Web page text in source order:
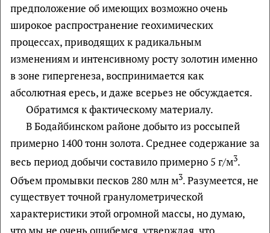
предположение об имеющих возможно очень
широкое распространение геохимических
процессах, приводящих к радикальным
изменениям и интенсивному росту золотин именно
в зоне гипергенеза, воспринимается как
абсолютная ересь, и даже всерьез не обсуждается.
Обратимся к фактическому материалу.
В Бодайбинском районе добыто из россыпей
примерно 1400 тонн золота. Среднее содержание за
весь период добычи составило примерно 5 г/м3.
Объем промывки песков 280 млн м3. Разумеется, не
существует точной гранулометрической
характеристики этой огромной массы, но думаю,